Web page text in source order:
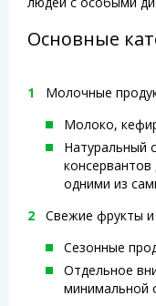
Основные
Молочные
Молоко,
Натуральный
одними из
Свежие фрукты
Сезонные
Отдельное
минимальной